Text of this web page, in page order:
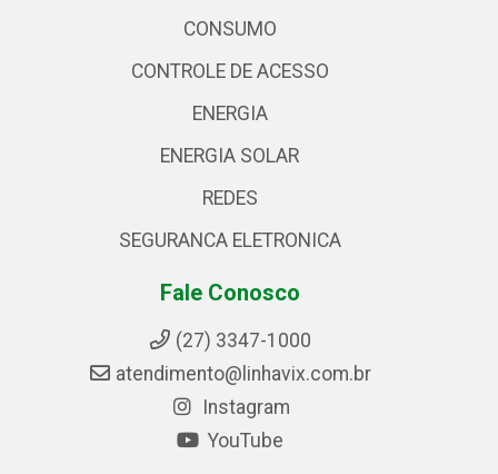
CONSUMO
CONTROLE DE ACESSO
ENERGIA
ENERGIA SOLAR
REDES
SEGURANCA ELETRONICA
Fale Conosco
(27) 3347-1000
atendimento@linhavix.com.br
Instagram
YouTube